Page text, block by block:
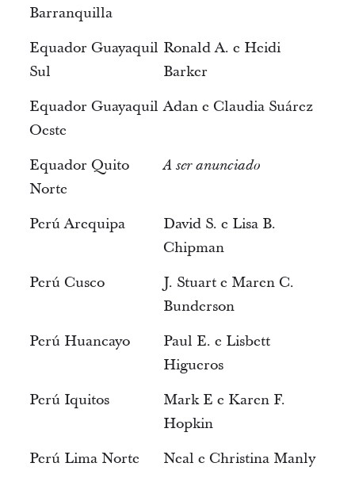
Barranquilla
Equador Guayaquil
Sul
Ronald A. e Heidi
Barker
Equador Guayaquil
Oeste
Adan e Claudia Suárez
Equador Quito
Norte
A ser anunciado
Perú Arequipa
David S. e Lisa B.
Chipman
Perú Cusco
J. Stuart e Maren C.
Bunderson
Perú Huancayo
Paul E. e Lisbett
Higueros
Perú Iquitos
Mark E e Karen F.
Hopkin
Perú Lima Norte
Neal e Christina Manly